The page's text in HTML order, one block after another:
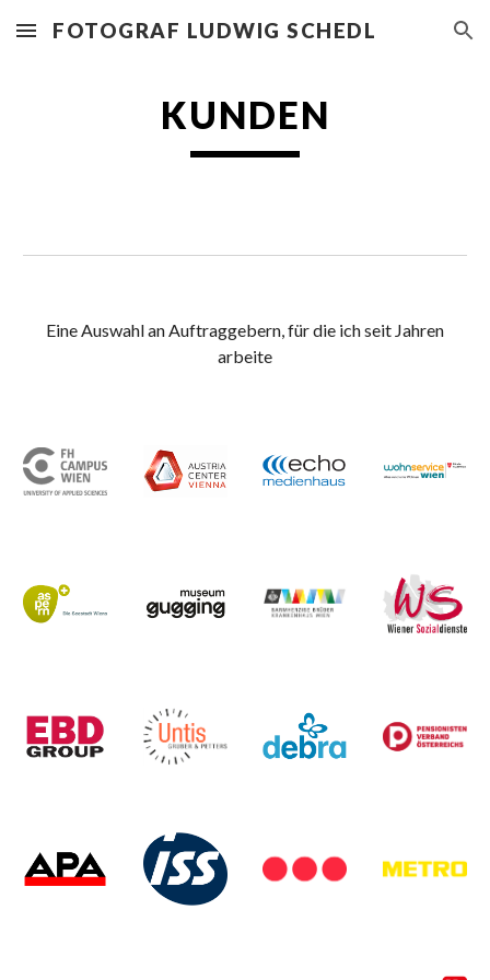
Skip to main content Skip to navigation
FOTOGRAF LUDWIG SCHEDL
KUNDEN
Eine Auswahl an Auftraggebern, für die ich seit Jahren
arbeite